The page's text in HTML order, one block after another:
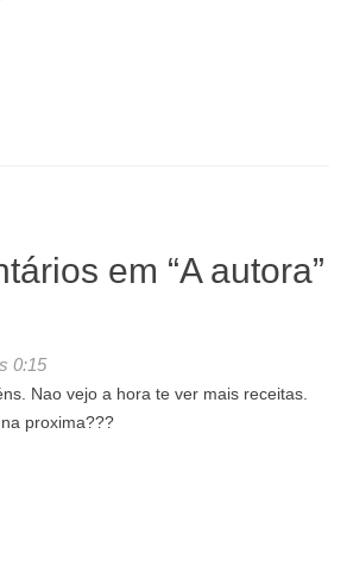
em “A autora”
0:15
Nao vejo a hora te ver mais receitas.
proxima???